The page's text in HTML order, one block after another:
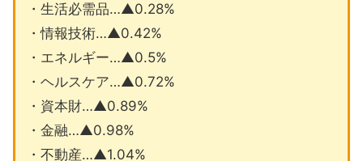
・生活必需品…▲0.28%
・情報技術…▲0.42%
・エネルギー…▲0.5%
・ヘルスケア…▲0.72%
・資本財…▲0.89%
・金融…▲0.98%
・不動産…▲1.04%